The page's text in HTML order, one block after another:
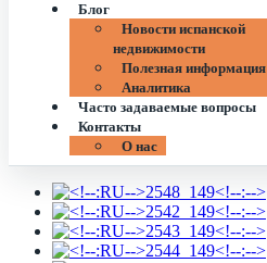
Блог
Новости испанской
недвижимости
Полезная информация
Аналитика
Часто задаваемые вопросы
Контакты
О нас